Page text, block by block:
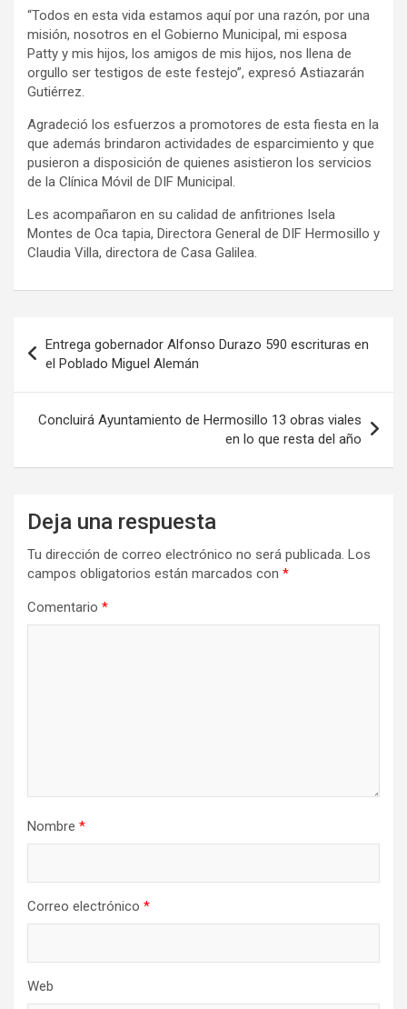
“Todos en esta vida estamos aquí por una razón, por una
misión, nosotros en el Gobierno Municipal, mi esposa
Patty y mis hijos, los amigos de mis hijos, nos llena de
orgullo ser testigos de este festejo”, expresó Astiazarán
Gutiérrez.
Agradeció los esfuerzos a promotores de esta fiesta en la
que además brindaron actividades de esparcimiento y que
pusieron a disposición de quienes asistieron los servicios
de la Clínica Móvil de DIF Municipal.
Les acompañaron en su calidad de anfitriones Isela
Montes de Oca tapia, Directora General de DIF Hermosillo y
Claudia Villa, directora de Casa Galilea.
de
entradas
Entrega gobernador Alfonso Durazo 590 escrituras en
el Poblado Miguel Alemán
Concluirá Ayuntamiento de Hermosillo 13 obras viales
en lo que resta del año
Deja una respuesta
Tu dirección de correo electrónico no será publicada. Los
campos obligatorios están marcados con *
Comentario *
Nombre *
Correo electrónico *
Web